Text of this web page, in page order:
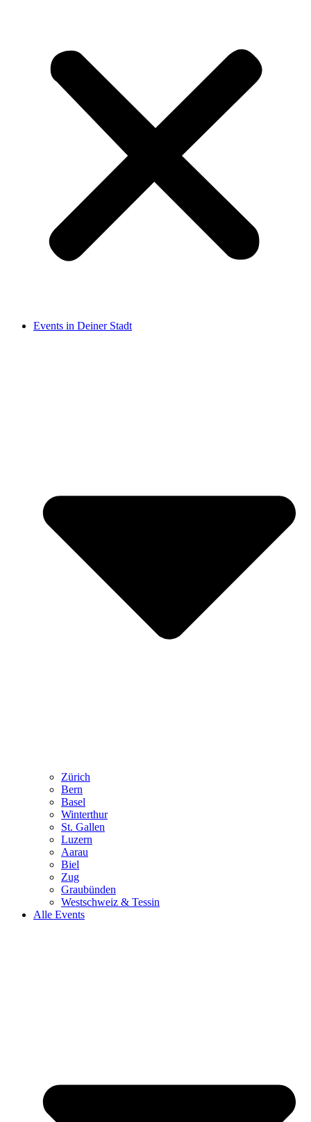
Events in Deiner Stadt
Zürich
Bern
Basel
Winterthur
St. Gallen
Luzern
Aarau
Biel
Zug
Graubünden
Westschweiz & Tessin
Alle Events